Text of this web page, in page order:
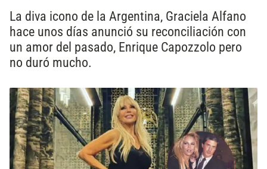
La diva icono de la Argentina, Graciela Alfano
hace unos días anunció su reconciliación con
un amor del pasado, Enrique Capozzolo pero
no duró mucho.